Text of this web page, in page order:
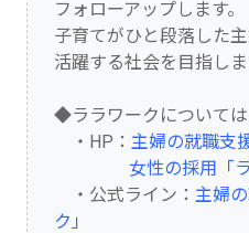
フォローアップします。
子育てがひと段落した
活躍する社会を目指しま
◆ララワークについて
・HP： 主婦の就職支
女性の採用「
・公式ライン： 主婦
ク」